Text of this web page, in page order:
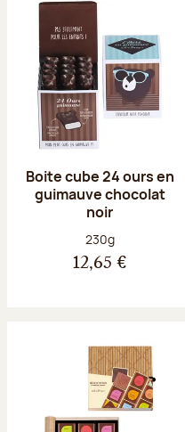
Boite cube 24 ours en
guimauve chocolat
noir
Poids net :
230g
12,65 €